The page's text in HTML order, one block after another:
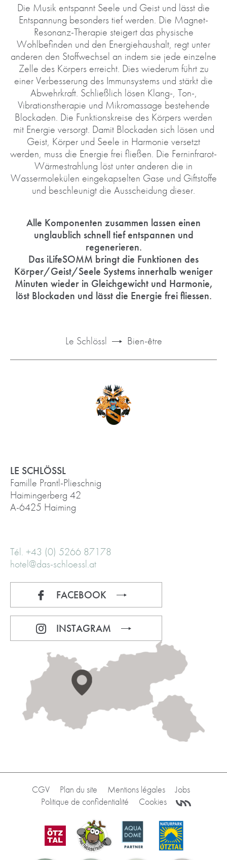
Die Musik entspannt Seele und Geist und lässt die
Entspannung besonders tief werden. Die Magnet-
Resonanz-Therapie steigert das physische
Wohlbefinden und den Energiehaushalt, regt unter
anderen den Stoffwechsel an indem sie jede einzelne
Zelle des Körpers erreicht. Dies wiederum führt zu
einer Verbesserung des Immunsystems und stärkt die
Abwehrkraft. Schließlich lösen Klang-, Ton-,
Vibrationstherapie und Mikromassage bestehende
Blockaden. Die Funktionskreise des Körpers werden
mit Energie versorgt. Damit Blockaden sich lösen und
Geist, Körper und Seele in Harmonie versetzt
werden, muss die Energie frei fließen. Die Ferninfrarot-
Wärmestrahlung löst unter anderen die in
Wassermolekülen eingekapselten Gase und Giftstoffe
und beschleunigt die Ausscheidung dieser.
Alle Komponenten zusammen lassen einen
unglaublich schnell tief entspannen und
regenerieren.
Das iLifeSOMM bringt die Funktionen des
Körper/Geist/Seele Systems innerhalb weniger
Minuten wieder in Gleichgewicht und Harmonie,
löst Blockaden und lässt die Energie frei fliessen.
Le Schlössl Bien-être
LE SCHLÖSSL
Famille Prantl-Plieschnig
Haimingerberg 42
A-6425 Haiming
Tél. +43 (0) 5266 87178
hotel@das-schloessl.at
FACEBOOK
INSTAGRAM
CGV Plan du site Mentions légales
Jobs
Politique de confidentialité
Cookies